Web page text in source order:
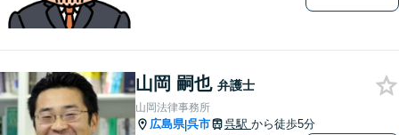
山岡 嗣也 弁護士
山岡法律事務所
広島県|呉市 呉駅 から徒歩5分